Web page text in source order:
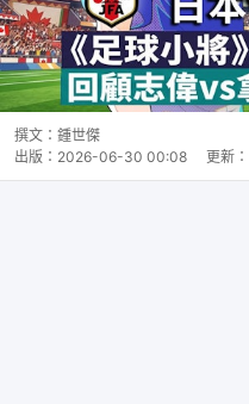
撰文： 鍾世傑
出版： 2026-06-30 00:08 更新：